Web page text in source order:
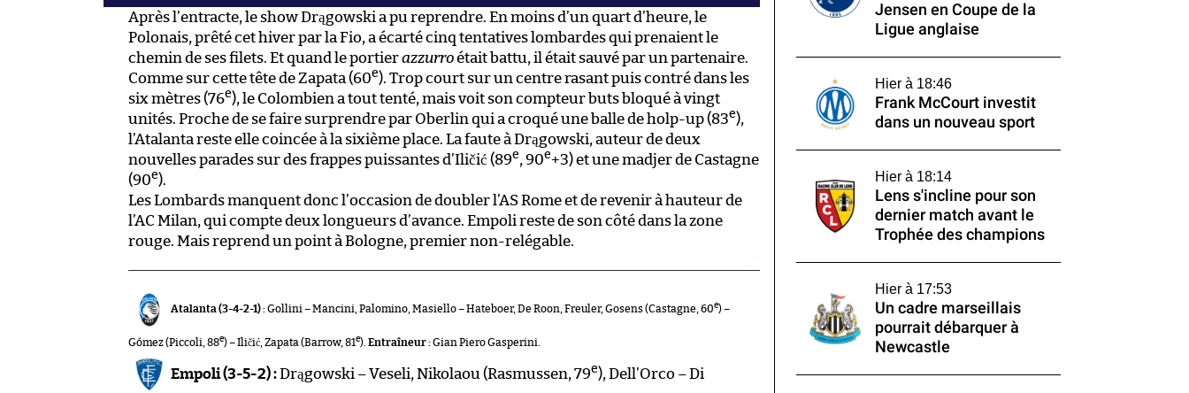
Après l’entracte, le show Drągowski a pu reprendre. En moins d’un quart d’heure, le
Polonais, prêté cet hiver par la Fio, a écarté cinq tentatives lombardes qui prenaient le
chemin de ses filets. Et quand le portierazzurroétait battu, il était sauvé par un partenaire.
Comme sur cette tête de Zapata (60e). Trop court sur un centre rasant puis contré dans les
six mètres (76e), le Colombien a tout tenté, mais voit son compteur buts bloqué à vingt
unités. Proche de se faire surprendre par Oberlin qui a croqué une balle de holp-up (83e),
l’Atalanta reste elle coincée à la sixième place. La faute à Drągowski, auteur de deux
nouvelles parades sur des frappes puissantes d’Iličić (89e, 90e+3) et une madjer de Castagne
(90e).
Les Lombards manquent donc l’occasion de doubler l’AS Rome et de revenir à hauteur de
l’AC Milan, qui compte deux longueurs d’avance. Empoli reste de son côté dans la zone
rouge. Mais reprend un point à Bologne, premier non-relégable.
Atalanta (3-4-2-1) :Gollini – Mancini, Palomino, Masiello – Hateboer, De Roon, Freuler, Gosens (Castagne, 60e) –
Gómez (Piccoli, 88e) – Iličić, Zapata (Barrow, 81e). Entraîneur :Gian Piero Gasperini.
Empoli (3-5-2) :Drągowski – Veseli, Nikolaou (Rasmussen, 79e), Dell’Orco – Di
Jensen en Coupe de la
Ligue anglaise
Hier à 18:46
Frank McCourt investit
dans un nouveau sport
Hier à 18:14
Lens s'incline pour son
dernier match avant le
Trophée des champions
Hier à 17:53
Un cadre marseillais
pourrait débarquer à
Newcastle